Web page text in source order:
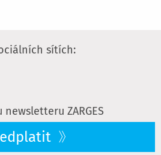
sítích:
ZARGES